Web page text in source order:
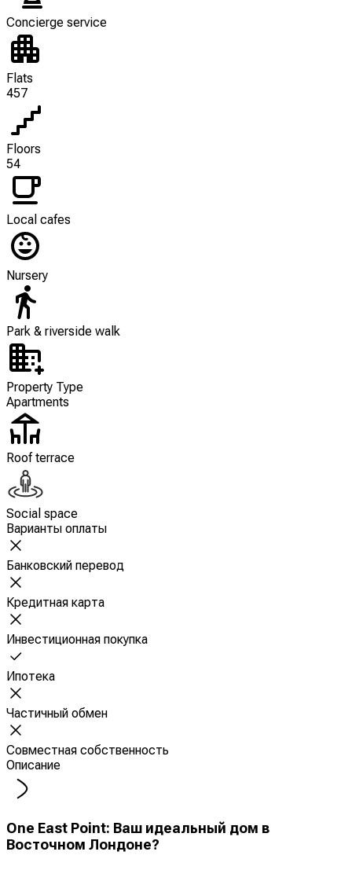
Concierge service
Flats
457
Floors
54
Local cafes
Nursery
Park & riverside walk
Property Type
Apartments
Roof terrace
Social space
Варианты оплаты
Банковский перевод
Кредитная карта
Инвестиционная покупка
Ипотека
Частичный обмен
Совместная собственность
Описание
One East Point: Ваш идеальный дом в
Восточном Лондоне?